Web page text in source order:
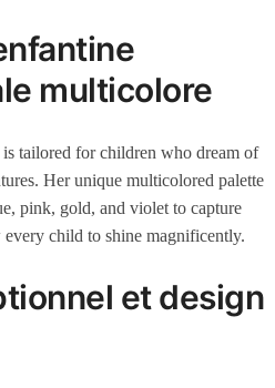
multicolore
is tailored for children who dream of
Her unique multicolored palette
pink, gold, and violet to capture
child to shine magnificently.
et design